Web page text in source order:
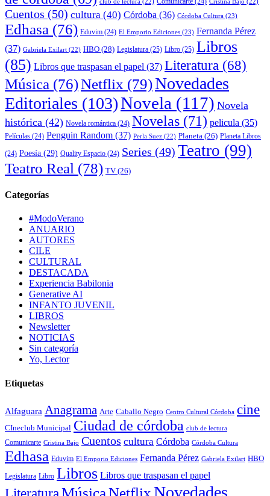
club de lectura (22) Cristina Bajo (22)
Cuentos (50) cultura (40) Córdoba (36) Córdoba Cultura (23)
Edhasa (76) Eduvim (24) El Emporio Ediciones (23) Fernanda Pérez
(37) Gabriela Exilart (22) HBO (28) Legislatura (25) Libro (25) Libros
(85) Libros que traspasan el papel (37) Literatura (68)
Música (76)Netflix (79)Novedades
Editoriales (103)Novela (117) Novela
histórica (42) Novela romántica (24) Novelas (71) pelicula (35)
Películas (24) Penguin Random (37) Perla Suez (22) Planeta (26) Planeta Libros
(24) Poesía (29) Quality Espacio (24) Series (49) Teatro (99)
Teatro Real (78) TV (26)
Categorías
#ModoVerano
ANUARIO
AUTORES
CILE
CULTURAL
DESTACADA
Experiencia Babilonia
Generative AI
INFANTO JUVENIL
LIBROS
Newsletter
NOTICIAS
Sin categoría
Yo, Lector
Etiquetas
Alfaguara Anagrama Arte Caballo Negro Centro Cultural Córdoba cine
CIneclub Municipal Ciudad de córdoba club de lectura
Comunicarte Cristina Bajo Cuentos cultura Córdoba Córdoba Cultura
Edhasa Eduvim El Emporio Ediciones Fernanda Pérez Gabriela Exilart HBO
Legislatura Libro Libros Libros que traspasan el papel
MúsicaNetflixNovedades